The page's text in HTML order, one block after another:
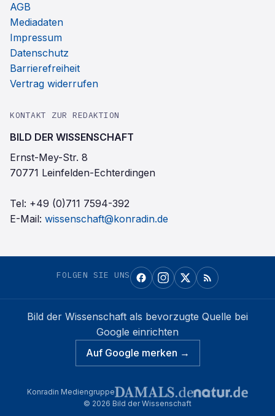
AGB
Mediadaten
Impressum
Datenschutz
Barrierefreiheit
Vertrag widerrufen
KONTAKT ZUR REDAKTION
BILD DER WISSENSCHAFT
Ernst-Mey-Str. 8
70771 Leinfelden-Echterdingen
Tel: +49 (0)711 7594-392
E-Mail: wissenschaft@konradin.de
FOLGEN SIE UNS
Bild der Wissenschaft als bevorzugte Quelle bei
Google einrichten
Auf Google merken →
Konradin Mediengruppe
© 2026 Bild der Wissenschaft